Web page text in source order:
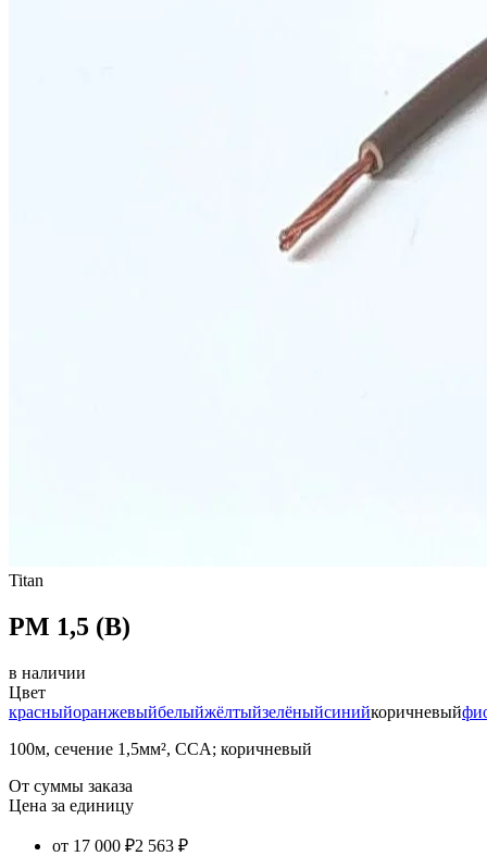
Titan
PM 1,5 (B)
в наличии
Цвет
красныйоранжевыйбелыйжёлтыйзелёныйсинийкоричневый
100м, сечение 1,5мм², CCA; коричневый
От суммы заказа
Цена за единицу
от 17 000 ₽2 563 ₽